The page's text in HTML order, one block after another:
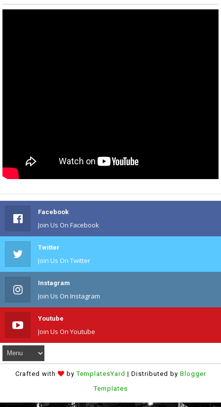
Facebook
Join Us On Facebook
Twitter
Join Us On Twitter
Instagram
Join Us On Instagram
Youtube
Join Us On Youtube
Crafted with byTemplatesYard | Distributed by Blogger
Templates